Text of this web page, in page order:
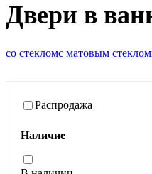
Двери в
со стекломс матовым стеклом
Распродажа
Наличие